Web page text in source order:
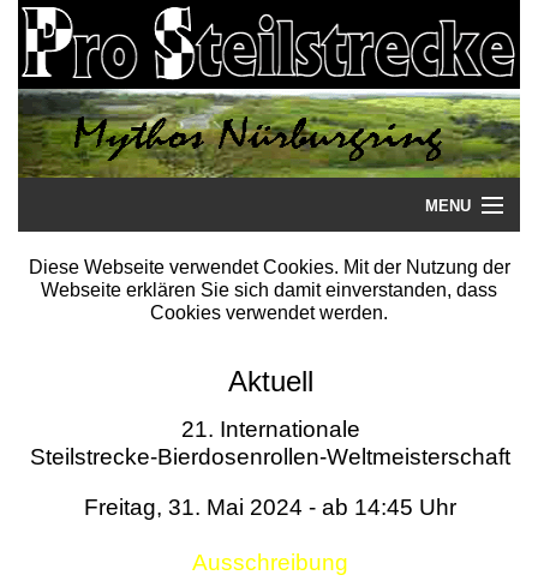
MENU
Startseite
Literatur
Termine
Diese Webseite verwendet Cookies. Mit der Nutzung der
Webseite erklären Sie sich damit einverstanden, dass
Cookies verwendet werden.
Aktuell
21. Internationale
Steilstrecke-Bierdosenrollen-Weltmeisterschaft
Freitag, 31. Mai 2024 - ab 14:45 Uhr
Ausschreibung